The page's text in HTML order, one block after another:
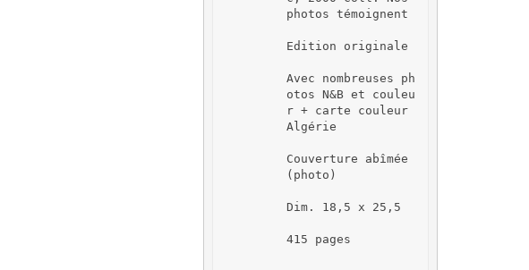
photos témoignent
Edition originale
Avec nombreuses ph
otos N&B et couleu
r + carte couleur
Algérie
Couverture abîmée
(photo)
Dim. 18,5 x 25,5
415 pages